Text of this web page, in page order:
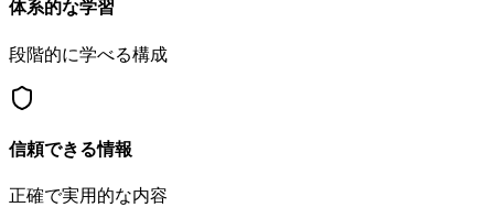
体系的な学習
段階的に学べる構成
信頼できる情報
正確で実用的な内容